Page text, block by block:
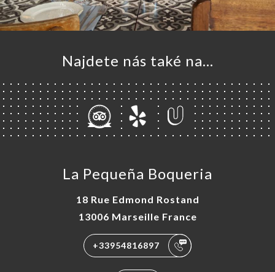
Najdete nás také na...
La Pequeña Boqueria
18 Rue Edmond Rostand
13006 Marseille France
+33954816897